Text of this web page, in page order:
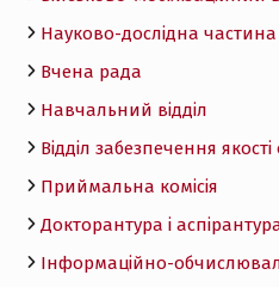
Науково-дослідна частина
Вчена рада
Навчальний відділ
Відділ забезпечення якості
Приймальна комісія
Докторантура і
Інформаційно-